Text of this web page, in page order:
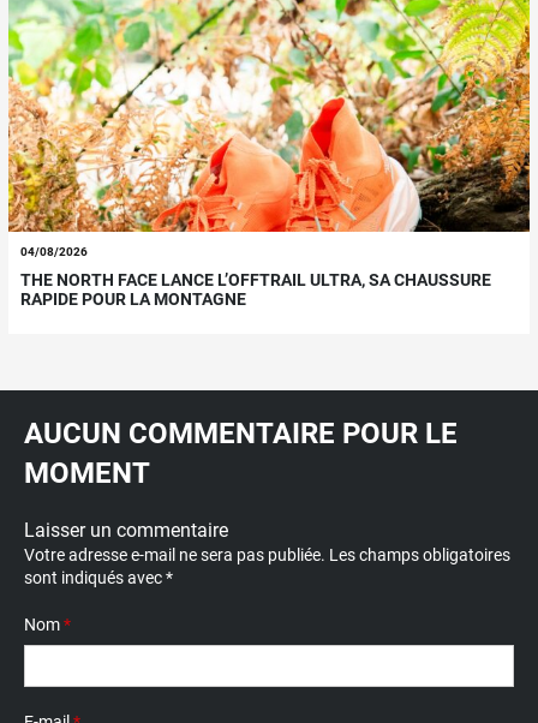
04/08/2026
THE NORTH FACE LANCE L’OFFTRAIL ULTRA, SA CHAUSSURE
RAPIDE POUR LA MONTAGNE
AUCUN COMMENTAIRE POUR LE
MOMENT
Laisser un commentaire
Votre adresse e-mail ne sera pas publiée. Les champs obligatoires
sont indiqués avec*
Nom*